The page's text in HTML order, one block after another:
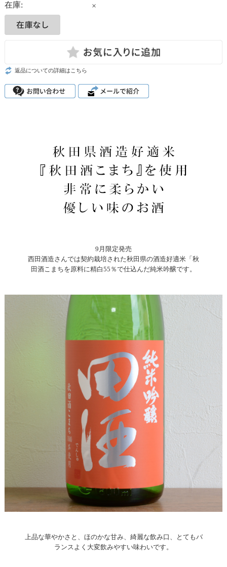
在庫: ×
返品についての詳細はこちら
9月限定発売
西田酒造さんでは契約栽培された秋田県の酒造好適米「秋
田酒こまちを原料に精白55％で仕込んだ純米吟醸です。
上品な華やかさと、ほのかな甘み、綺麗な飲み口、とてもバ
ランスよく大変飲みやすい味わいです。